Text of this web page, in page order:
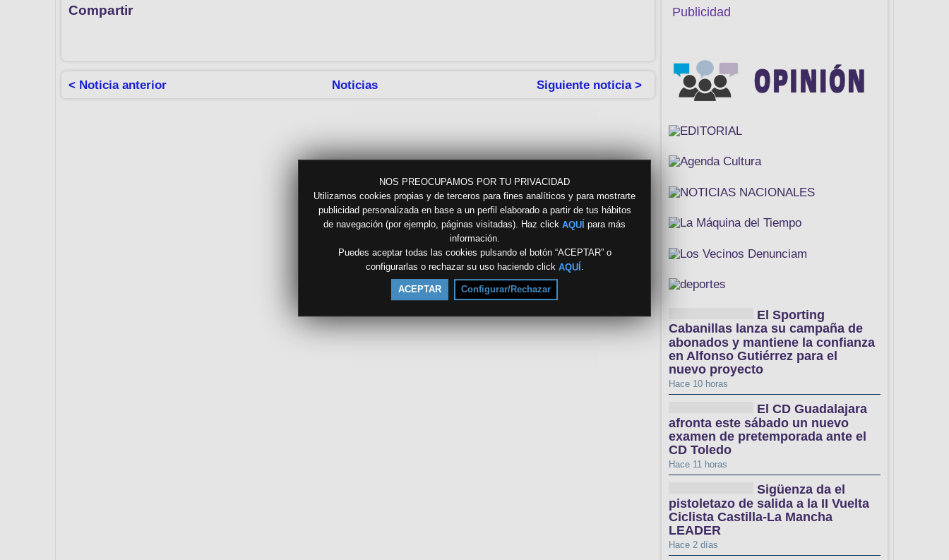
NOS PREOCUPAMOS POR TU PRIVACIDAD
Utilizamos cookies propias y de terceros para fines analíticos y para mostrarte
publicidad personalizada en base a un perfil elaborado a partir de tus hábitos
de navegación (por ejemplo, páginas visitadas). Haz click AQUÍ para más
información.
Puedes aceptar todas las cookies pulsando el botón “ACEPTAR” o
configurarlas o rechazar su uso haciendo click AQUÍ .
ACEPTAR Configurar/Rechazar
Compartir
< Noticia anterior Noticias Siguiente noticia >
Publicidad
El Sporting
Cabanillas lanza su campaña de
abonados y mantiene la confianza
en Alfonso Gutiérrez para el
nuevo proyecto
Hace 10 horas
El CD Guadalajara
afronta este sábado un nuevo
examen de pretemporada ante el
CD Toledo
Hace 11 horas
Sigüenza da el
pistoletazo de salida a la II Vuelta
Ciclista Castilla-La Mancha
LEADER
Hace 2 días